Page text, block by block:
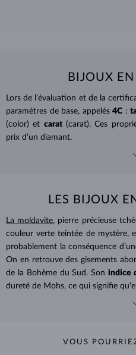
BIJOUX EN
Lors de l’évaluation et de la
paramètres de base, appelés 4C :
(color) et carat (carat). Ces
prix d’un diamant.
LES BIJOUX
La moldavite, pierre précieuse
couleur verte teintée de mystère,
probablement la conséquence
On en retrouve des gisements
de la Bohême du Sud. Son indice
dureté de Mohs, ce qui signifie
VOUS